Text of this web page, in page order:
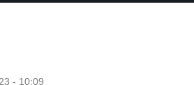
- 10:09